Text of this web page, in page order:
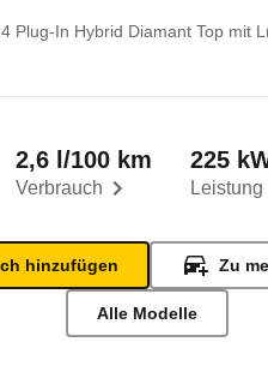
Plug-In Hybrid Diamant Top mit
Verbrauch
2,6 l/100 km
Leistung
225
hinzufügen Zu
Alle Modelle